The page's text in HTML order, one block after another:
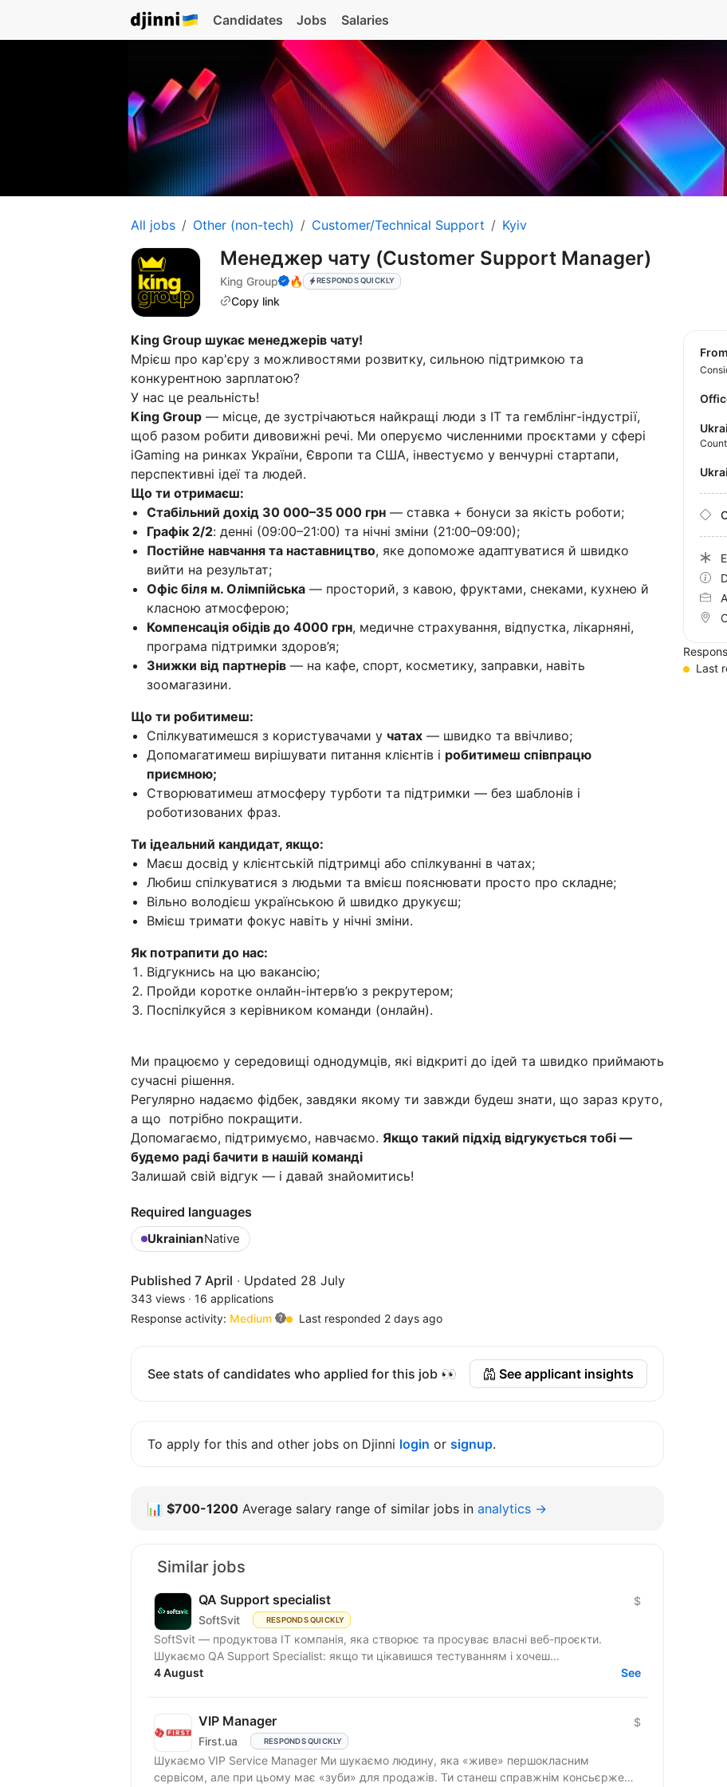
Candidates Jobs Salaries
All jobs Other (non-tech) Customer/Technical Support Kyiv
Менеджер чату (Customer Support Manager)
King Group 🔥 RESPONDS QUICKLY
Copy link
King Group шукає менеджерів чату!
Мрієш про кар'єру з можливостями розвитку, сильною підтримкою та
конкурентною зарплатою?
У нас це реальність!
King Group — місце, де зустрічаються найкращі люди з IT та гемблінг-індустрії,
щоб разом робити дивовижні речі. Ми оперуємо численними проєктами у сфері
iGaming на ринках України, Європи та США, інвестуємо у венчурні стартапи,
перспективні ідеї та людей.
Що ти отримаєш:
Стабільний дохід 30 000–35 000 грн — ставка + бонуси за якість роботи;
Графік 2/2: денні (09:00–21:00) та нічні зміни (21:00–09:00);
Постійне навчання та наставництво, яке допоможе адаптуватися й швидко
вийти на результат;
Офіс біля м. Олімпійська — просторий, з кавою, фруктами, снеками, кухнею й
класною атмосферою;
Компенсація обідів до 4000 грн, медичне страхування, відпустка, лікарняні,
програма підтримки здоров’я;
Знижки від партнерів — на кафе, спорт, косметику, заправки, навіть
зоомагазини.
Що ти робитимеш:
Спілкуватимешся з користувачами у чатах — швидко та ввічливо;
Допомагатимеш вирішувати питання клієнтів і робитимеш співпрацю
приємною;
Створюватимеш атмосферу турботи та підтримки — без шаблонів і
роботизованих фраз.
Ти ідеальний кандидат, якщо:
Маєш досвід у клієнтській підтримці або спілкуванні в чатах;
Любиш спілкуватися з людьми та вмієш пояснювати просто про складне;
Вільно володієш українською й швидко друкуєш;
Вмієш тримати фокус навіть у нічні зміни.
Як потрапити до нас:
Відгукнись на цю вакансію;
Пройди коротке онлайн-інтерв’ю з рекрутером;
Поспілкуйся з керівником команди (онлайн).
Ми працюємо у середовищі однодумців, які відкриті до ідей та швидко приймають
сучасні рішення.
Регулярно надаємо фідбек, завдяки якому ти завжди будеш знати, що зараз круто,
а що потрібно покращити.
Допомагаємо, підтримуємо, навчаємо. Якщо такий підхід відгукується тобі —
будемо раді бачити в нашій команді
Залишай свій відгук — і давай знайомитись!
Required languages
UkrainianNative
Published 7 April · Updated 28 July
343 views · 16 applications
Response activity: Medium Last responded 2 days ago
See stats of candidates who applied for this job 👀 See applicant insights
To apply for this and other jobs on Djinni login or signup.
Last
📊 $700-1200 Average salary range of similar jobs in analytics →
Similar jobs
QA Support specialist
SoftSvit RESPONDS QUICKLY
$
SoftSvit — продуктова IT компанія, яка створює та просуває власні веб-проєкти.
Шукаємо QA Support Specialist: якщо ти цікавишся тестуванням і хочеш...
4 August
See
VIP Manager
First.ua RESPONDS QUICKLY
$
Шукаємо VIP Service Manager Ми шукаємо людину, яка «живе» першокласним
сервісом, але при цьому має «зуби» для продажів. Ти станеш справжнім консьєржем